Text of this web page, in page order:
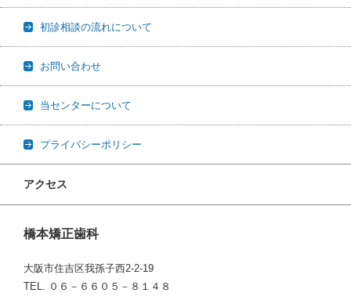
初診相談の流れについて
お問い合わせ
当センターについて
プライバシーポリシー
アクセス
橋本矯正歯科
大阪市住吉区我孫子西2-2-19
TEL. ０６－６６０５－８１４８